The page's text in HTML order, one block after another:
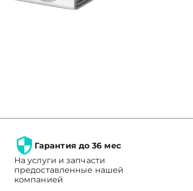
Гарантия до 36 мес
На услуги и запчасти
предоставленные нашей
компанией